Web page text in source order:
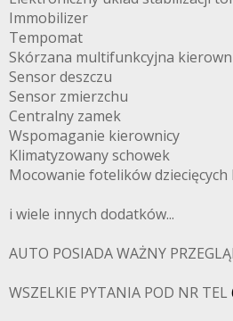
Immobilizer
Tempomat
Skórzana multifunkcyjna
Sensor deszczu
Sensor zmierzchu
Centralny zamek
Wspomaganie kierownicy
Klimatyzowany schowek
Mocowanie fotelików dziecięcych
i wiele innych dodatków...
AUTO POSIADA WAŻNY
WSZELKIE PYTANIA POD NR TEL